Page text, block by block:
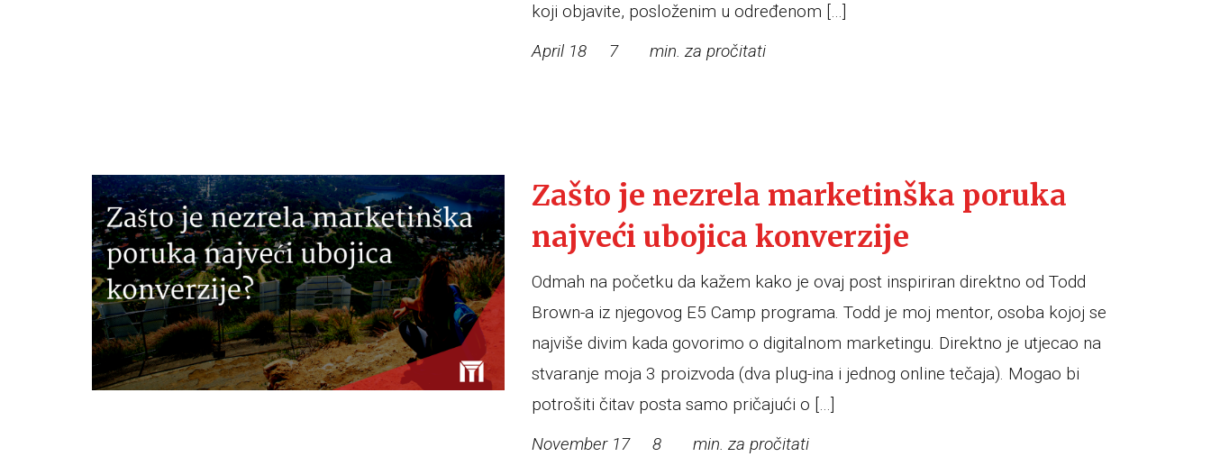
koji objavite, posloženim u određenom […]
April 18
7 min. za pročitati
Zašto je nezrela marketinška poruka
najveći ubojica konverzije
Odmah na početku da kažem kako je ovaj post inspiriran direktno od Todd
Brown-a iz njegovog E5 Camp programa. Todd je moj mentor, osoba kojoj se
najviše divim kada govorimo o digitalnom marketingu. Direktno je utjecao na
stvaranje moja 3 proizvoda (dva plug-ina i jednog online tečaja). Mogao bi
potrošiti čitav posta samo pričajući o […]
November 17
8 min. za pročitati